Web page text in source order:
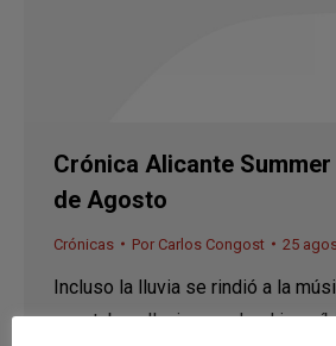
Crónica Alicante
de Agosto
Crónicas Por Carlos Congost 25
Incluso la lluvia se rindió a la
apuntaba a lluvia cuando el